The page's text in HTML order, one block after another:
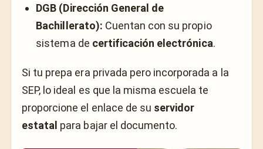
DGB (Dirección General de
Bachillerato): Cuentan con su propio
sistema de certificación electrónica.
Si tu prepa era privada pero incorporada a la
SEP, lo ideal es que la misma escuela te
proporcione el enlace de su servidor
estatal para bajar el documento.